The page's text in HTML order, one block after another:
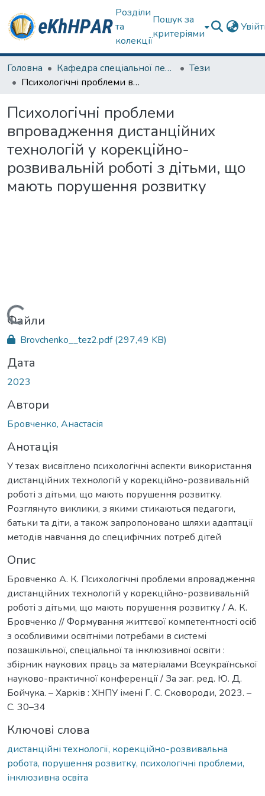
Розділи
та
колекції
Пошук за
критеріями
Головна Кафедра спеціальної педагогіки і психології та інклюзивної освіти
Тези
Психологічні проблеми впровадження дистанційних технологій у корекційно-розвивальній роботі з дітьми, що мають порушення розвитку
Психологічні проблеми
впровадження дистанційних
технологій у корекційно-
розвивальній роботі з дітьми, що
мають порушення розвитку
Вантажиться...
Файли
Brovchenko__tez2.pdf(297,49 KB)
Дата
2023
Автори
Бровченко, Анастасія
Анотація
У тезах висвітлено психологічні аспекти використання
дистанційних технологій у корекційно-розвивальній
роботі з дітьми, що мають порушення розвитку.
Розглянуто виклики, з якими стикаються педагоги,
батьки та діти, а також запропоновано шляхи адаптації
методів навчання до специфічних потреб дітей
Опис
Бровченко А. К. Психологічні проблеми впровадження
дистанційних технологій у корекційно-розвивальній
роботі з дітьми, що мають порушення розвитку / А. К.
Бровченко // Формування життєвої компетентності осіб
з особливими освітніми потребами в системі
позашкільної, спеціальної та інклюзивної освіти :
збірник наукових праць за матеріалами Всеукраїнської
науково-практичної конференції / За заг. ред. Ю. Д.
Бойчука. – Харків : ХНПУ імені Г. С. Сковороди, 2023. –
С. 30–34
Ключові слова
дистанційні технології, корекційно-розвивальна
робота, порушення розвитку, психологічні проблеми,
інклюзивна освіта